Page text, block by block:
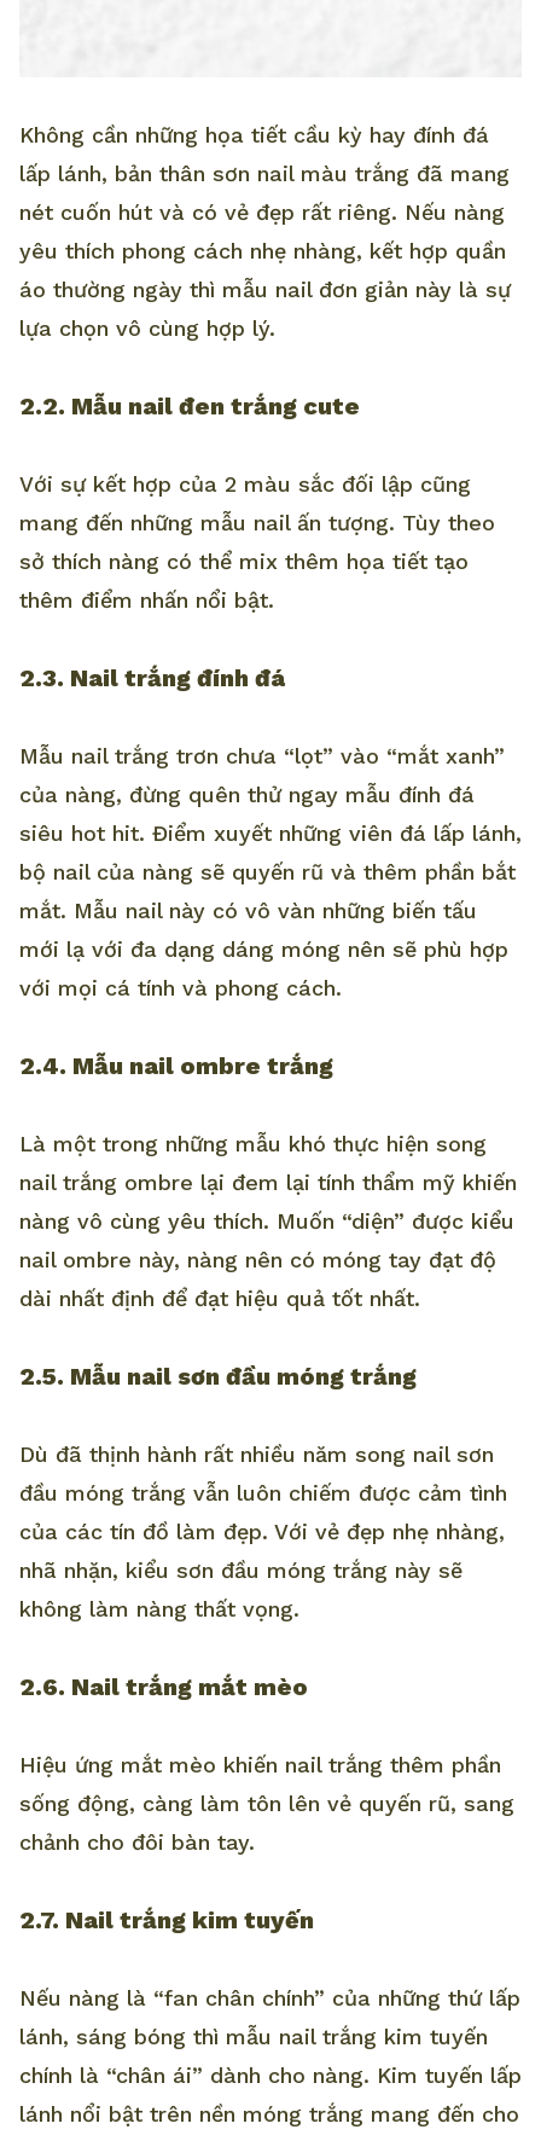
Không cần những họa tiết cầu kỳ hay đính đá
lấp lánh, bản thân sơn nail màu trắng đã mang
nét cuốn hút và có vẻ đẹp rất riêng. Nếu nàng
yêu thích phong cách nhẹ nhàng, kết hợp quần
áo thường ngày thì mẫu nail đơn giản này là sự
lựa chọn vô cùng hợp lý.
2.2. Mẫu nail đen trắng cute
Với sự kết hợp của 2 màu sắc đối lập cũng
mang đến những mẫu nail ấn tượng. Tùy theo
sở thích nàng có thể mix thêm họa tiết tạo
thêm điểm nhấn nổi bật.
2.3. Nail trắng đính đá
Mẫu nail trắng trơn chưa “lọt” vào “mắt xanh”
của nàng, đừng quên thử ngay mẫu đính đá
siêu hot hit. Điểm xuyết những viên đá lấp lánh,
bộ nail của nàng sẽ quyến rũ và thêm phần bắt
mắt. Mẫu nail này có vô vàn những biến tấu
mới lạ với đa dạng dáng móng nên sẽ phù hợp
với mọi cá tính và phong cách.
2.4. Mẫu nail ombre trắng
Là một trong những mẫu khó thực hiện song
nail trắng ombre lại đem lại tính thẩm mỹ khiến
nàng vô cùng yêu thích. Muốn “diện” được kiểu
nail ombre này, nàng nên có móng tay đạt độ
dài nhất định để đạt hiệu quả tốt nhất.
2.5. Mẫu nail sơn đầu móng trắng
Dù đã thịnh hành rất nhiều năm song nail sơn
đầu móng trắng vẫn luôn chiếm được cảm tình
của các tín đồ làm đẹp. Với vẻ đẹp nhẹ nhàng,
nhã nhặn, kiểu sơn đầu móng trắng này sẽ
không làm nàng thất vọng.
2.6. Nail trắng mắt mèo
Hiệu ứng mắt mèo khiến nail trắng thêm phần
sống động, càng làm tôn lên vẻ quyến rũ, sang
chảnh cho đôi bàn tay.
2.7. Nail trắng kim tuyến
Nếu nàng là “fan chân chính” của những thứ lấp
lánh, sáng bóng thì mẫu nail trắng kim tuyến
chính là “chân ái” dành cho nàng. Kim tuyến lấp
lánh nổi bật trên nền móng trắng mang đến cho